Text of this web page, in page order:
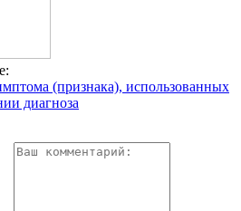
(признака), использованных
диагноза